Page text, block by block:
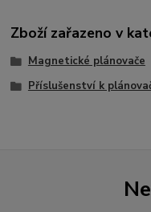
Zboží zařazeno v
Magnetické plánovače
Příslušenství k